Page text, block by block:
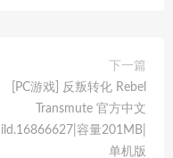
下一篇
[PC游戏] 反叛转化 Rebel
Transmute 官方中文
容量201MB|
单机版